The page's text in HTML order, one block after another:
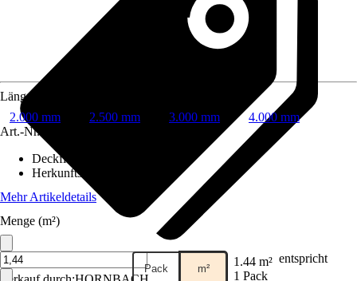
Länge
2.000 mm
2.500 mm 3.000 mm
4.000 mm
Art.-Nr.
Deckfläche
Herkunftsland
Mehr Artikeldetails
Menge (m²)
Pack m² 1.44 m² entspricht
1 Pack